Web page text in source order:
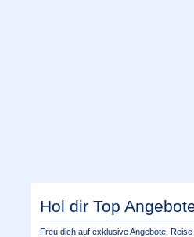
Hol dir Top
Freu dich auf exklusive Angebote,